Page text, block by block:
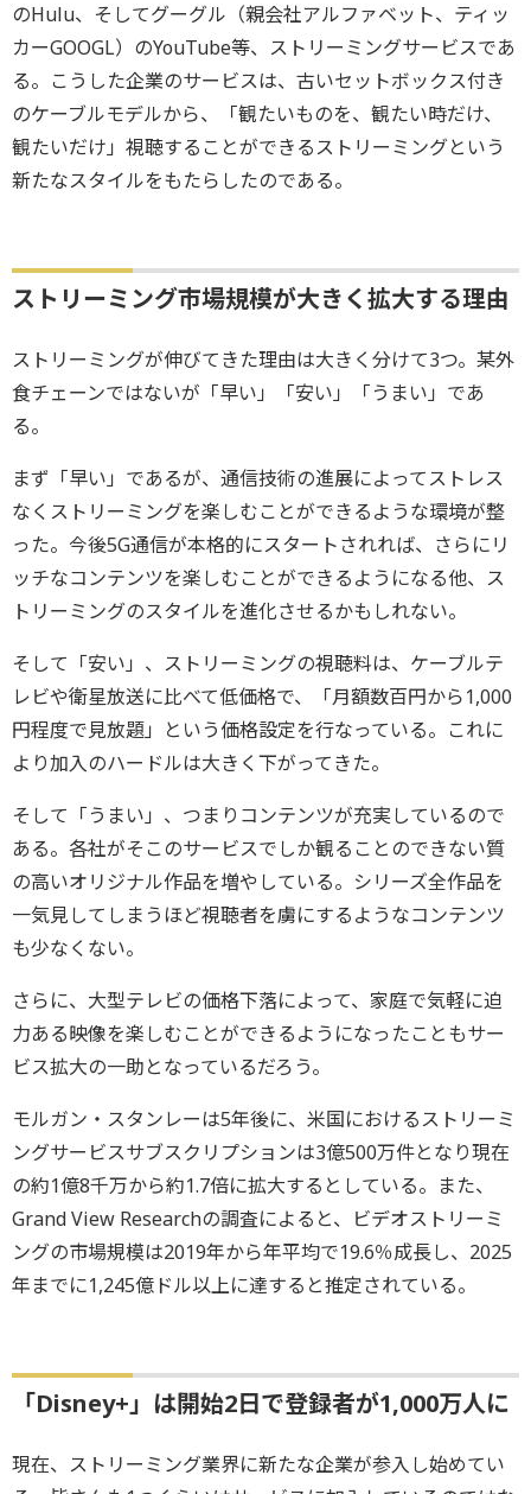
のHulu、そしてグーグル（親会社アルファベット、ティッ
カーGOOGL）のYouTube等、ストリーミングサービスであ
る。こうした企業のサービスは、古いセットボックス付き
のケーブルモデルから、「観たいものを、観たい時だけ、
観たいだけ」視聴することができるストリーミングという
新たなスタイルをもたらしたのである。
ストリーミング市場規模が大きく拡大する理由
ストリーミングが伸びてきた理由は大きく分けて3つ。某外
食チェーンではないが「早い」「安い」「うまい」であ
る。
まず「早い」であるが、通信技術の進展によってストレス
なくストリーミングを楽しむことができるような環境が整
った。今後5G通信が本格的にスタートされれば、さらにリ
ッチなコンテンツを楽しむことができるようになる他、ス
トリーミングのスタイルを進化させるかもしれない。
そして「安い」、ストリーミングの視聴料は、ケーブルテ
レビや衛星放送に比べて低価格で、「月額数百円から1,000
円程度で見放題」という価格設定を行なっている。これに
より加入のハードルは大きく下がってきた。
そして「うまい」、つまりコンテンツが充実しているので
ある。各社がそこのサービスでしか観ることのできない質
の高いオリジナル作品を増やしている。シリーズ全作品を
一気見してしまうほど視聴者を虜にするようなコンテンツ
も少なくない。
さらに、大型テレビの価格下落によって、家庭で気軽に迫
力ある映像を楽しむことができるようになったこともサー
ビス拡大の一助となっているだろう。
モルガン・スタンレーは5年後に、米国におけるストリーミ
ングサービスサブスクリプションは3億500万件となり現在
の約1億8千万から約1.7倍に拡大するとしている。また、
Grand View Researchの調査によると、ビデオストリーミ
ングの市場規模は2019年から年平均で19.6％成長し、2025
年までに1,245億ドル以上に達すると推定されている。
「Disney+」は開始2日で登録者が1,000万人に
現在、ストリーミング業界に新たな企業が参入し始めてい